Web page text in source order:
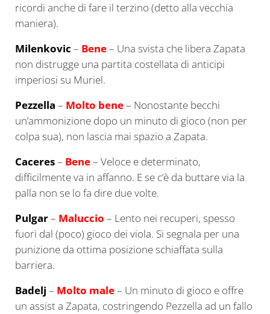
ricordi anche di fare il terzino (detto alla vecchia
maniera).
Milenkovic – Bene– Una svista che libera Zapata
non distrugge una partita costellata di anticipi
imperiosi su Muriel.
Pezzella – Molto bene– Nonostante becchi
un’ammonizione dopo un minuto di gioco (non per
colpa sua), non lascia mai spazio a Zapata.
Caceres– Bene– Veloce e determinato,
difficilmente va in affanno. E se c’è da buttare via la
palla non se lo fa dire due volte.
Pulgar– Maluccio – Lento nei recuperi, spesso
fuori dal (poco) gioco dei viola. Si segnala per una
punizione da ottima posizione schiaffata sulla
barriera.
Badelj – Molto male– Un minuto di gioco e offre
un assist a Zapata, costringendo Pezzella ad un fallo